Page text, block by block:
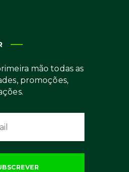
mão todas as
promoções,